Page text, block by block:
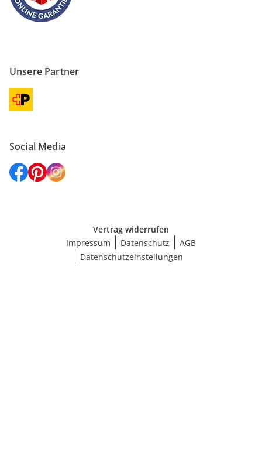
Unsere Partner
Social Media
Vertrag widerrufen
Impressum
Datenschutz
AGB
Datenschutzeinstellungen